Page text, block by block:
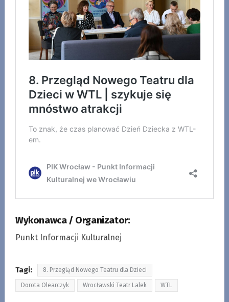
Wykonawca / Organizator:
Punkt Informacji Kulturalnej
Tagi: 8. Przegląd Nowego Teatru dla Dzieci
Dorota Olearczyk Wrocławski Teatr Lalek WTL